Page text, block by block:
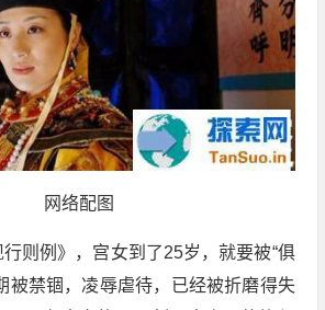
网络配图
则例》，宫女到了25岁，就要被“俱
被禁锢，凌辱虐待，已经被折磨得失